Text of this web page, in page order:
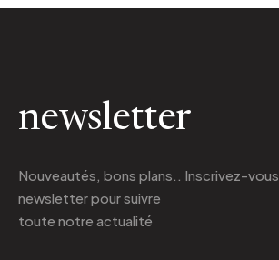
newsletter
Nouveautés, bons plans.. Inscrivez-vous
newsletterpour suivre
toute notre actualité